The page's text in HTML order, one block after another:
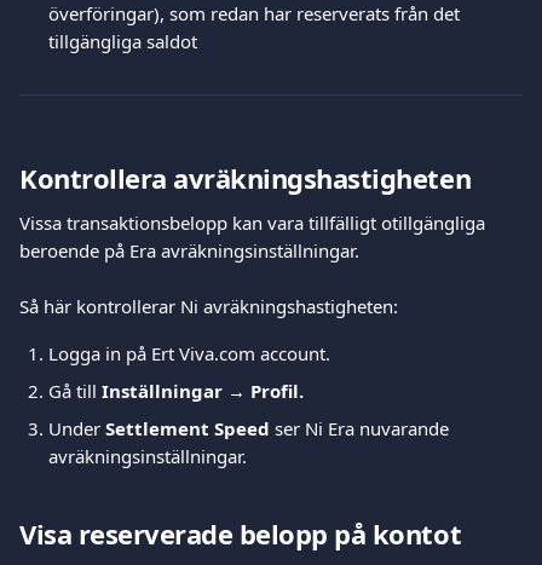
överföringar), som redan har reserverats från det
tillgängliga saldot
Kontrollera avräkningshastigheten
Vissa transaktionsbelopp kan vara tillfälligt otillgängliga
beroende på Era avräkningsinställningar.
Så här kontrollerar Ni avräkningshastigheten:
Logga in på Ert Viva.com account.
Gå till Inställningar → Profil.
Under Settlement Speed ser Ni Era nuvarande
avräkningsinställningar.
Visa reserverade belopp på kontot